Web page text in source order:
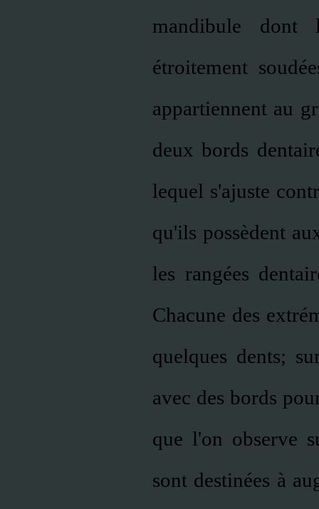
mandibule dont
étroitement
appartiennent au
deux bords
lequel s'ajuste
qu'ils possèdent
les rangées
Chacune des
quelques dents;
avec des bords
que l'on observe
sont destinées à